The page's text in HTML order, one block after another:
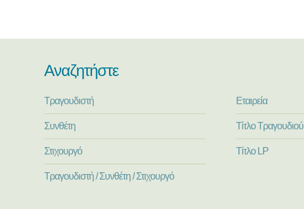
Αναζητήστε
Τραγουδιστή
Συνθέτη
Στιχουργό
Τραγουδιστή / Συνθέτη / Στιχουργό
Εταιρεία
Τίτλο Τραγουδιού
Τίτλο LP